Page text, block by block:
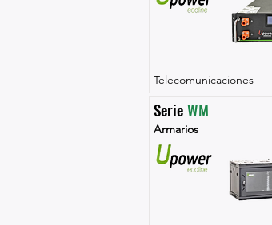
Telecomunicaciones
Serie WM
Armarios